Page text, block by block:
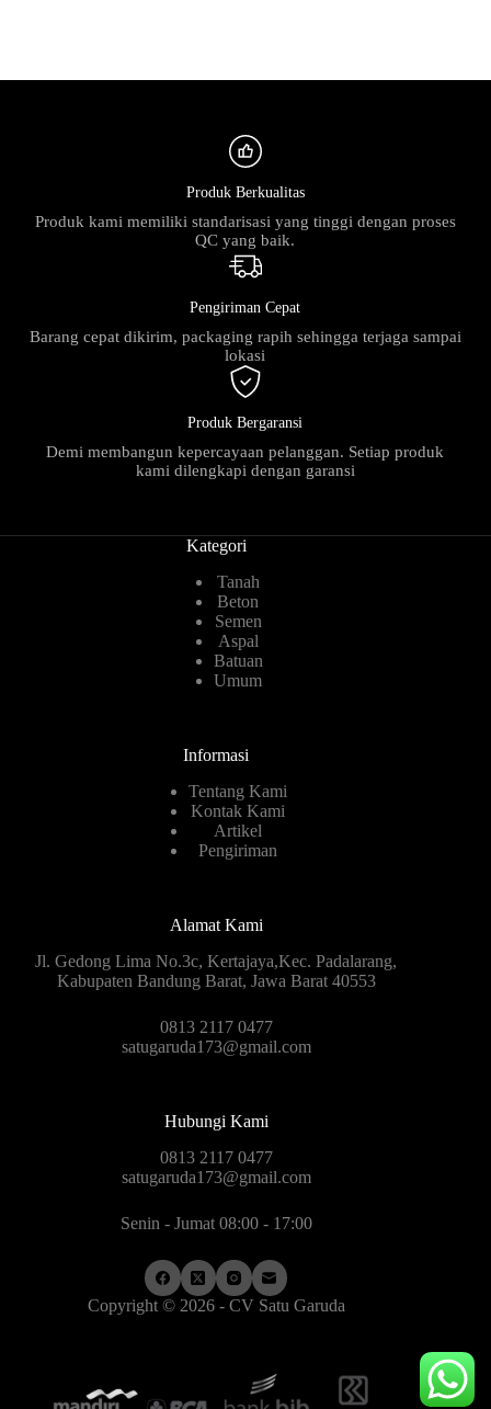
Produk Berkualitas
Produk kami memiliki standarisasi yang tinggi dengan proses
QC yang baik.
Pengiriman Cepat
Barang cepat dikirim, packaging rapih sehingga terjaga sampai
lokasi
Produk Bergaransi
Demi membangun kepercayaan pelanggan. Setiap produk
kami dilengkapi dengan garansi
Kategori
Tanah
Beton
Semen
Aspal
Batuan
Umum
Informasi
Tentang Kami
Kontak Kami
Artikel
Pengiriman
Alamat Kami
Jl. Gedong Lima No.3c, Kertajaya,Kec. Padalarang,
Kabupaten Bandung Barat, Jawa Barat 40553
0813 2117 0477
satugaruda173@gmail.com
Hubungi Kami
0813 2117 0477
satugaruda173@gmail.com
Senin - Jumat 08:00 - 17:00
Copyright © 2026 - CV Satu Garuda